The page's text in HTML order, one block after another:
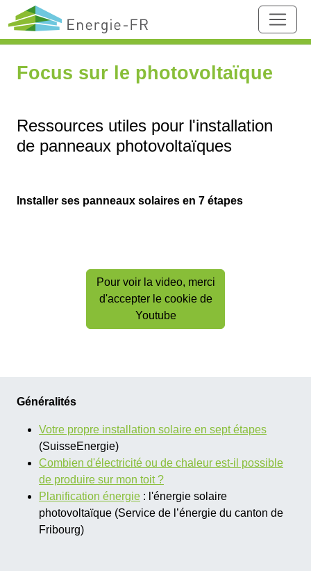
Focus sur le photovoltaïque
Ressources utiles pour l'installation
de panneaux photovoltaïques
Installer ses panneaux solaires en 7 étapes
Pour voir la video, merci
d'accepter le cookie de
Youtube
Généralités
Votre propre installation solaire en sept étapes
(SuisseEnergie)
Combien d'électricité ou de chaleur est-il possible
de produire sur mon toit ?
​Planification énergie : l'énergie solaire
photovoltaïque (Service de l’énergie du canton de
Fribourg)